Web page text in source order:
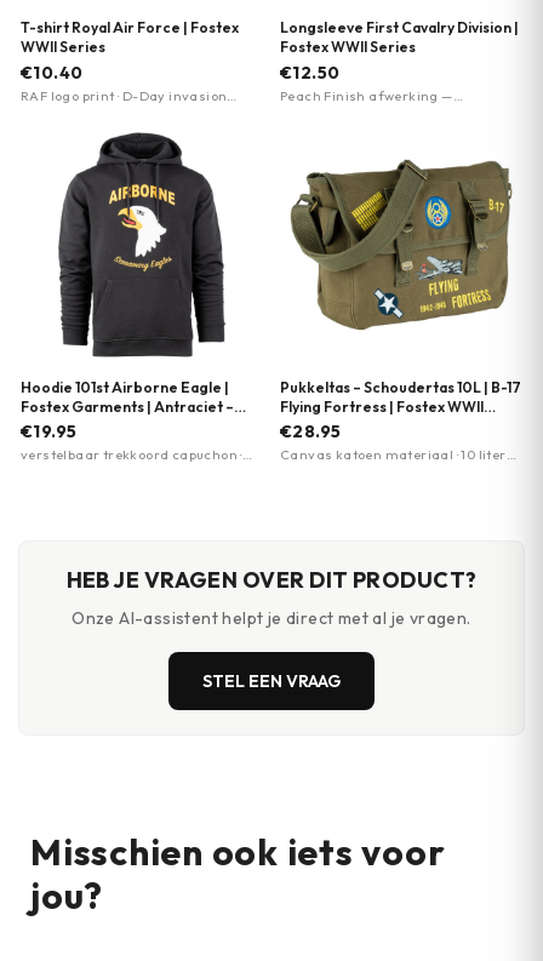
T-shirt Royal Air Force | Fostex
WWII Series
€10.40
RAF logo print · D-Day invasion
Longsleeve First Cavalry Division |
Fostex WWII Series
€12.50
Peach Finish afwerking —
Hoodie 101st Airborne Eagle |
Fostex Garments | Antraciet –
Zwart
€19.95
verstelbaar trekkoord capuchon ·
Pukkeltas – Schoudertas 10L | B-17
Flying Fortress | Fostex WWII
Series
€28.95
Canvas katoen materiaal · 10 liter
HEB JE VRAGEN OVER DIT PRODUCT?
Onze AI-assistent helpt je direct met al je vragen.
STEL EEN VRAAG
Misschien ook iets voor
jou?